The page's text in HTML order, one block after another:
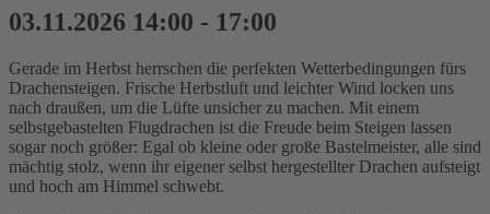
03.11.2026 14:00 - 17:00
Gerade im Herbst herrschen die perfekten Wetterbedingungen fürs
Drachensteigen. Frische Herbstluft und leichter Wind locken uns
nach draußen, um die Lüfte unsicher zu machen. Mit einem
selbstgebastelten Flugdrachen ist die Freude beim Steigen lassen
sogar noch größer: Egal ob kleine oder große Bastelmeister, alle sind
mächtig stolz, wenn ihr eigener selbst hergestellter Drachen aufsteigt
und hoch am Himmel schwebt.